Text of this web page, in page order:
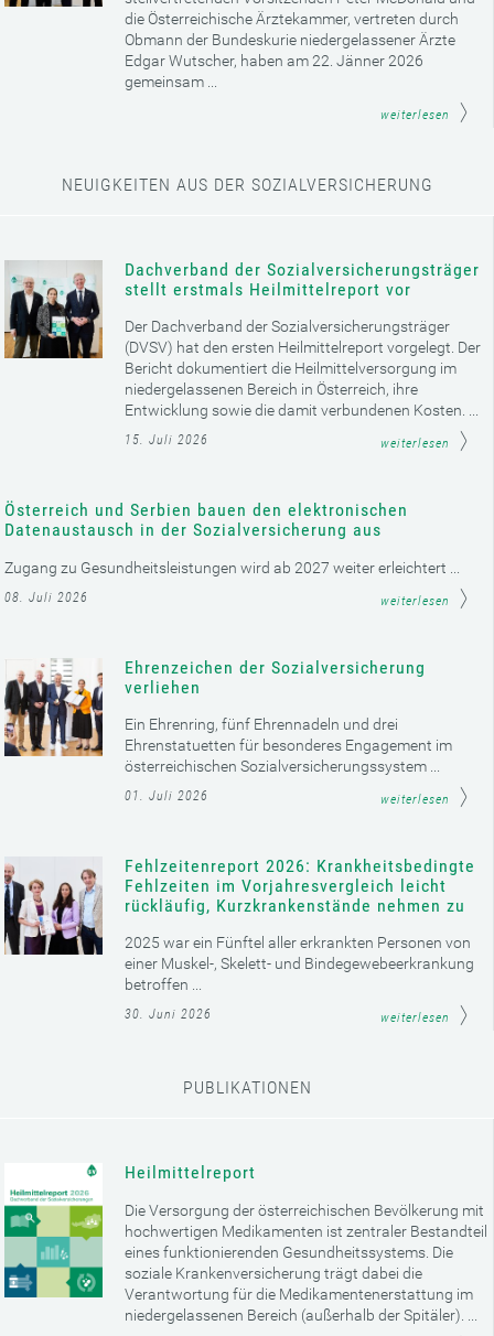
die Österreichische Ärztekammer, vertreten durch
Obmann der Bundeskurie niedergelassener Ärzte
Edgar Wutscher, haben am 22. Jänner 2026
gemeinsam ...
weiterlesen
NEUIGKEITEN AUS DER SOZIALVERSICHERUNG
Dachverband der Sozialversicherungsträger
stellt erstmals Heilmittelreport vor
Der Dachverband der Sozialversicherungsträger
(DVSV) hat den ersten Heilmittelreport vorgelegt. Der
Bericht dokumentiert die Heilmittelversorgung im
niedergelassenen Bereich in Österreich, ihre
Entwicklung sowie die damit verbundenen Kosten. ...
15. Juli 2026 weiterlesen
Österreich und Serbien bauen den elektronischen
Datenaustausch in der Sozialversicherung aus
Zugang zu Gesundheitsleistungen wird ab 2027 weiter erleichtert ...
08. Juli 2026 weiterlesen
Ehrenzeichen der Sozialversicherung
verliehen
Ein Ehrenring, fünf Ehrennadeln und drei
Ehrenstatuetten für besonderes Engagement im
österreichischen Sozialversicherungssystem ...
01. Juli 2026 weiterlesen
Fehlzeitenreport 2026: Krankheitsbedingte
Fehlzeiten im Vorjahresvergleich leicht
rückläufig, Kurzkrankenstände nehmen zu
2025 war ein Fünftel aller erkrankten Personen von
einer Muskel-, Skelett- und Bindegewebeerkrankung
betroffen ...
30. Juni 2026 weiterlesen
PUBLIKATIONEN
Heilmittelreport
Die Versorgung der österreichischen Bevölkerung mit
hochwertigen Medikamenten ist zentraler Bestandteil
eines funktionierenden Gesundheitssystems. Die
soziale Krankenversicherung trägt dabei die
Verantwortung für die Medikamentenerstattung im
niedergelassenen Bereich (außerhalb der Spitäler). ...